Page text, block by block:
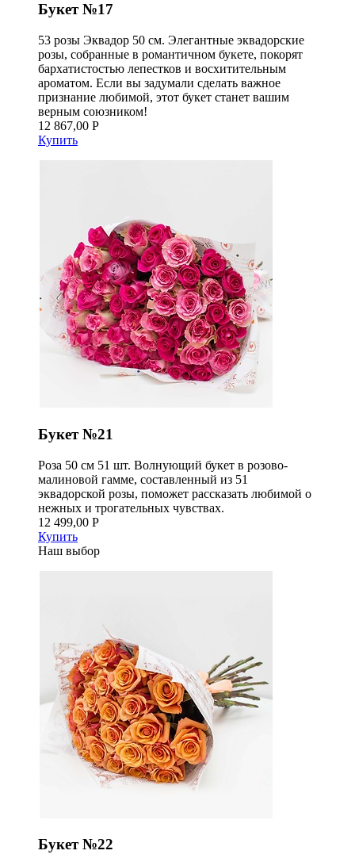
Букет №17
53 розы Эквадор 50 см. Элегантные эквадорские
розы, собранные в романтичном букете, покорят
бархатистостью лепестков и восхитительным
ароматом. Если вы задумали сделать важное
признание любимой, этот букет станет вашим
верным союзником!
12 867,00 Р
Купить
Букет №21
Роза 50 см 51 шт. Волнующий букет в розово-
малиновой гамме, составленный из 51
эквадорской розы, поможет рассказать любимой о
нежных и трогательных чувствах.
12 499,00 Р
Купить
Наш выбор
Букет №22